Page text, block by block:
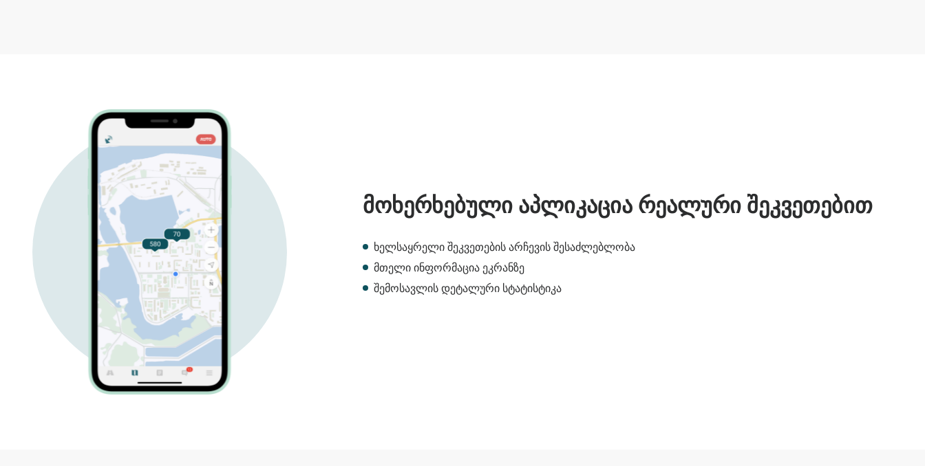
მოხერხებული აპლიკაცია რეალური შეკვეთებით
ხელსაყრელი შეკვეთების არჩევის შესაძლებლობა
მთელი ინფორმაცია ეკრანზე
შემოსავლის დეტალური სტატისტიკა